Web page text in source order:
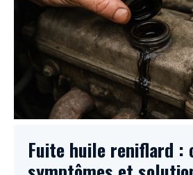
Fuite huile reniflard :